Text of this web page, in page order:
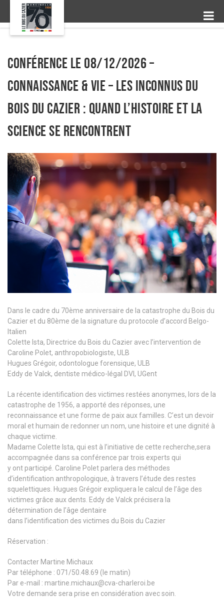
Conférence le 08/12/2026 –
Connaissance & Vie – Les inconnus du
Bois du Cazier : Quand l’Histoire et la
Science se rencontrent
Dans le cadre du 70ème anniversaire de la catastrophe du Bois du
Cazier et du 80ème de la signature du protocole d’accord Belgo-
Italien
Colette Ista, Directrice du Bois du Cazier avec l’intervention de
Caroline Polet, anthropobiologiste, ULB
Hugues Grégoir, odontologue forensique, ULB
Eddy de Valck, dentiste médico-légal DVI, UGent
La récente identification des victimes restées anonymes, lors de la
catastrophe de 1956, a apporté des réponses, une
reconnaissance et une forme de paix aux familles. C’est un devoir
moral et humain de redonner un nom, une histoire et une dignité à
chaque victime.
Madame Colette Ista, qui est à l’initiative de cette recherche,sera
accompagnée dans sa conférence par trois experts qui
y ont participé. Caroline Polet parlera des méthodes
d’identification anthropologique, à travers l’étude des restes
squelettiques. Hugues Grégoir expliquera le calcul de l’âge des
victimes grâce aux dents. Eddy de Valck précisera la
détermination de l’âge dentaire
dans l’identification des victimes du Bois du Cazier
Réservation :
Contacter Martine Michaux
Par téléphone : 071/50.48.69 (le matin)
Par e-mail : martine.michaux@cva-charleroi.be
Votre demande sera prise en considération avec soin.